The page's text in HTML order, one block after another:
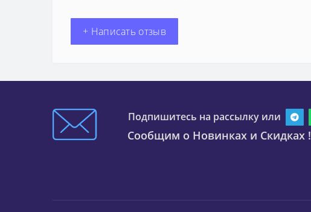
+ Написать отзыв
Подпишитесь на рассылку или
Сообщим о Новинках и Скидках !